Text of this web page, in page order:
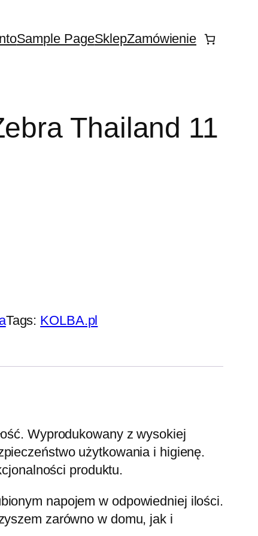
Sample PageSklepZamówienie
Thailand 11
Tags: KOLBA.pl
Wyprodukowany z wysokiej
użytkowania i higienę.
produktu.
napojem w odpowiedniej ilości.
zarówno w domu, jak i